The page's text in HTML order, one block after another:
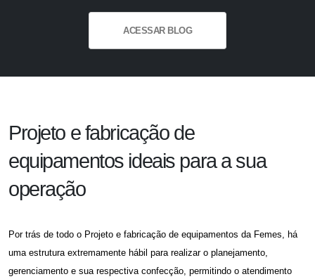
ACESSAR BLOG
Projeto e fabricação de
equipamentos ideais para a sua
operação
Por trás de todo o Projeto e fabricação de equipamentos da Femes, há
uma estrutura extremamente hábil para realizar o planejamento,
gerenciamento e sua respectiva confecção, permitindo o atendimento